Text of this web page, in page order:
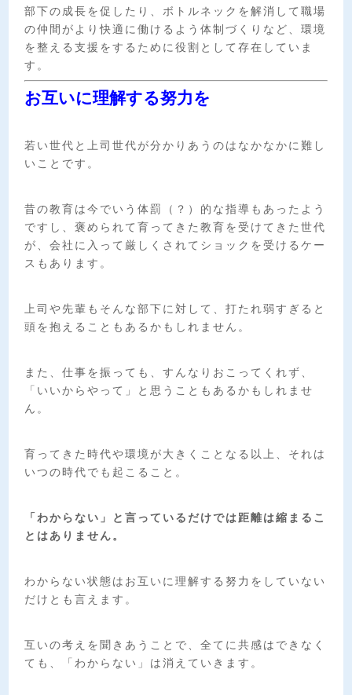
部下の成長を促したり、ボトルネックを解消して職場
の仲間がより快適に働けるよう体制づくりなど、環境
を整える支援をするために役割として存在していま
す。
お互いに理解する努力を
若い世代と上司世代が分かりあうのはなかなかに難し
いことです。
昔の教育は今でいう体罰（？）的な指導もあったよう
ですし、褒められて育ってきた教育を受けてきた世代
が、会社に入って厳しくされてショックを受けるケー
スもあります。
上司や先輩もそんな部下に対して、打たれ弱すぎると
頭を抱えることもあるかもしれません。
また、仕事を振っても、すんなりおこってくれず、
「いいからやって」と思うこともあるかもしれませ
ん。
育ってきた時代や環境が大きくことなる以上、それは
いつの時代でも起こること。
「わからない」と言っているだけでは距離は縮まるこ
とはありません。
わからない状態はお互いに理解する努力をしていない
だけとも言えます。
互いの考えを聞きあうことで、全てに共感はできなく
ても、「わからない」は消えていきます。